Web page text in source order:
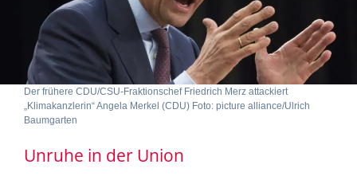
Der frühere CDU/CSU-Fraktionschef Friedrich Merz attackiert
„Klimakanzlerin“ Angela Merkel (CDU) Foto: picture alliance/Ulrich
Baumgarten
Unruhe in der Union